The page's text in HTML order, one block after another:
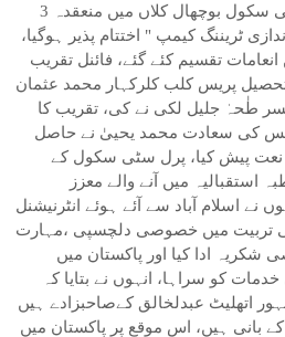
کلرکہار(ڈھڈیال نیوز) پرل سٹی سکول بوچھال کلاں میں منعقدہ 3
ٹریننگ کیمپ " اختتام پذیر ہوگیا،
تقسیم کئے گئے، فائنل تقریب
پریس کلب کلرکہار محمد عثمان
طٰحہٰ جلیل لکی نے کی، تقریب کا
جس کی سعادت محمد یحییٰ نے حاصل
پیش کیا، پرل سٹی سکول کے
استقبالیہ میں آنے والے معزز
نے اسلام آباد سے آئے ہوئے انٹرنیشنل
تربیت میں خصوصی دلچسپی ،مہارت
شکریہ ادا کیا اور پاکستان میں
کو سراہا، انہوں نے بتایا کہ
اتھلیٹ عبدلخالق کےصاحبزادے ہیں
کے بانی ہیں، اس موقع پر پاکستان میں